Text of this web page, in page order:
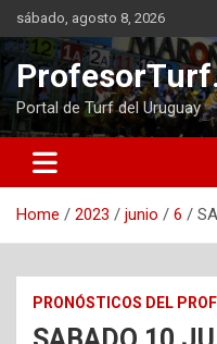
Skip
to
content
sábado, agosto 8, 2026
Portal de Turf del Uruguay
Home 2023 junio 6
PRONÓSTICOS DEL